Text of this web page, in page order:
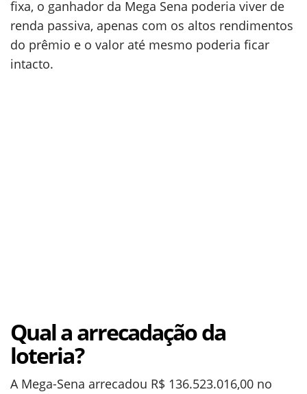
fixa, o ganhador da Mega Sena poderia viver de
renda passiva, apenas com os altos rendimentos
do prêmio e o valor até mesmo poderia ficar
intacto.
Qual a arrecadação da
loteria?
A Mega-Sena arrecadou R$ 136.523.016,00 no